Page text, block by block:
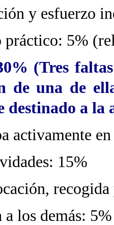
y esfuerzo
práctico: 5%
(Tres
de una de
destinado a la
activamente
15%
a los demás: 5%